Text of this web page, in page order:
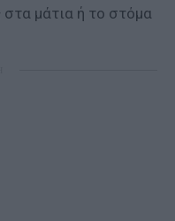
μάτια ή το στόμα